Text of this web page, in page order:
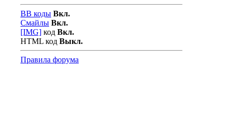
BB коды Вкл.
Смайлы Вкл.
[IMG] код Вкл.
HTML код Выкл.
Правила форума